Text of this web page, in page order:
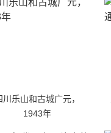
川乐山和古城广元，
1943年